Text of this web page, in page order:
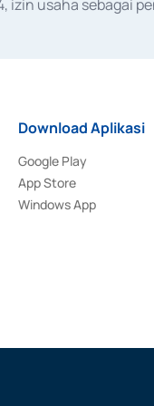
izin usaha sebagai
Download Aplikasi
Google Play
App Store
Windows App